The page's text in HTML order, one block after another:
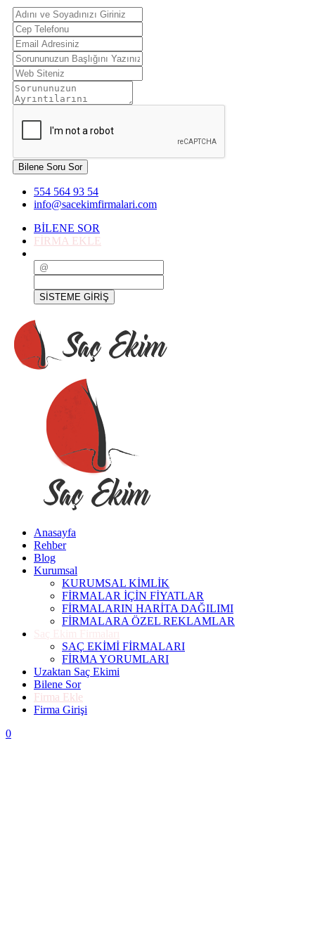
Bilene Soru Sor
554 564 93 54
info@sacekimfirmalari.com
BİLENE SOR
FİRMA EKLE
SİSTEME GİRİŞ
Anasayfa
Rehber
Blog
Kurumsal
KURUMSAL KİMLİK
FİRMALAR İÇİN FİYATLAR
FİRMALARIN HARİTA DAĞILIMI
FİRMALARA ÖZEL REKLAMLAR
SAÇ EKİMİ FİRMALARI
FİRMA YORUMLARI
Uzaktan Saç Ekimi
Bilene Sor
Firma Ekle
Firma Girişi
0